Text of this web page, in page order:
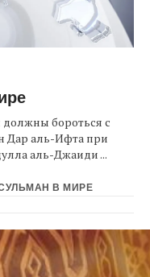
бороться с
Дар аль-Ифта при
аль-Джаиди ...
В МИРЕ